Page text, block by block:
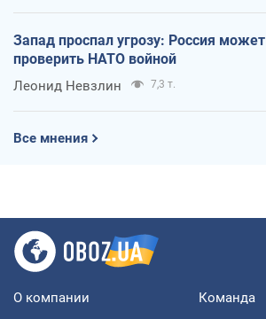
Запад проспал угрозу: Россия может
проверить НАТО войной
Леонид Невзлин 7,3 т.
Все мнения
О компании Команда